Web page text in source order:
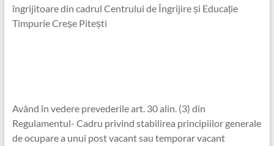
îngrijitoare din cadrul Centrului de Îngrijire și Educație
Timpurie Creșe Pitești
Având în vedere prevederile art. 30 alin. (3) din
Regulamentul- Cadru privind stabilirea principiilor generale
de ocupare a unui post vacant sau temporar vacant